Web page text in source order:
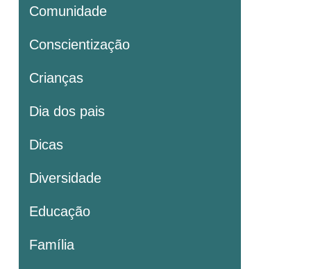
Comunidade
Conscientização
Crianças
Dia dos pais
Dicas
Diversidade
Educação
Família